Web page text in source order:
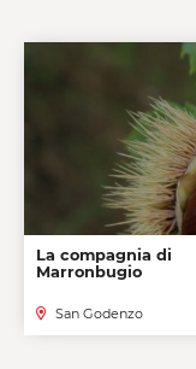
La compagnia di
Marronbugio
San Godenzo